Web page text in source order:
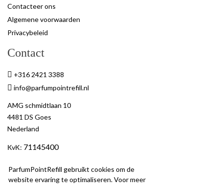
ParfumPointRefill gebruikt cookies om de
website ervaring te optimaliseren. Voor meer
Contacteer ons
Algemene voorwaarden
Privacybeleid
Contact
+316 2421 3388
info@parfumpointrefill.nl
AMG schmidtlaan 10
4481 DS Goes
Nederland
KvK: 71145400